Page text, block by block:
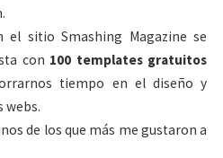
sitio Smashing Magazine se
con 100 templates gratuitos
tiempo en el diseño y
webs.
de los que más me gustaron a